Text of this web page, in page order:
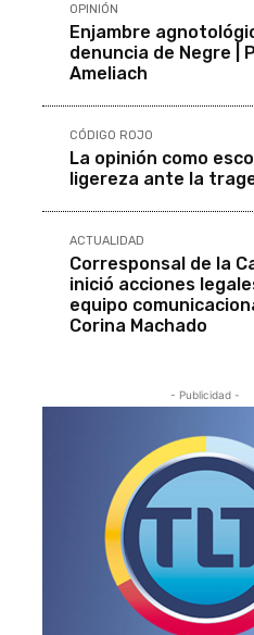
OPINIÓN
Enjambre
denuncia de Negre |
Ameliach
CÓDIGO ROJO
La opinión como
ligereza ante la
ACTUALIDAD
Corresponsal de la
inició acciones
equipo
Corina Machado
- Publicidad -